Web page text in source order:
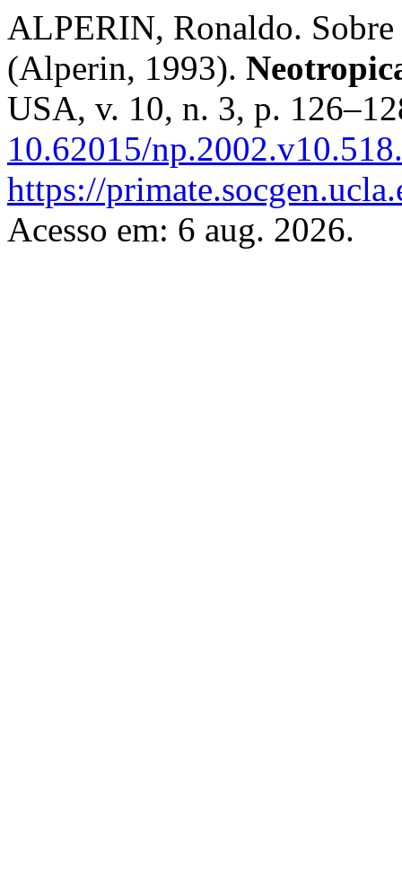
ALPERIN, Ronaldo.
(Alperin, 1993).
USA, v. 10, n. 3, p.
10.62015/np.2002.v10.518.
https://
Acesso em: 6 aug. 2026.